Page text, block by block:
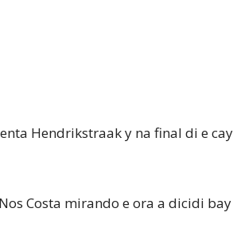
Hendrikstraak y na final di e
Costa mirando e ora a dicidi